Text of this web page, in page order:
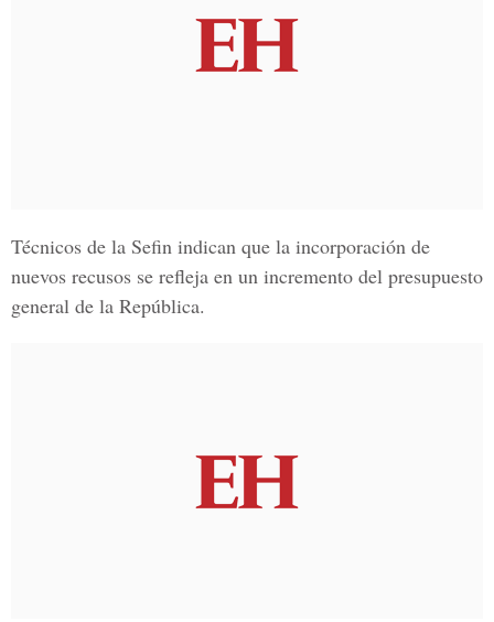
Técnicos de la Sefin indican que la incorporación de
nuevos recusos se refleja en un incremento del presupuesto
general de la República.